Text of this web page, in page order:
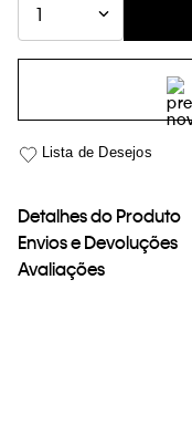
1
Detalhes do Produto
Envios e Devoluções
Avaliações